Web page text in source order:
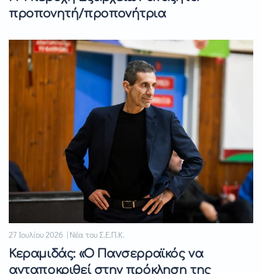
προπονητή/προπονήτρια
27 Ιουλίου 2026 | Νέα του Σ.Ε.Π.Κ.
Κεραμιδάς: «Ο Πανσερραϊκός να
ανταποκριθεί στην πρόκληση της